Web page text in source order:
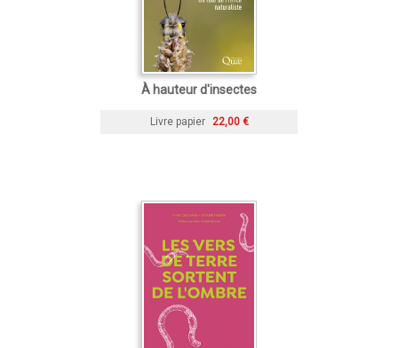
À hauteur d'insectes
Livre papier 22,00 €